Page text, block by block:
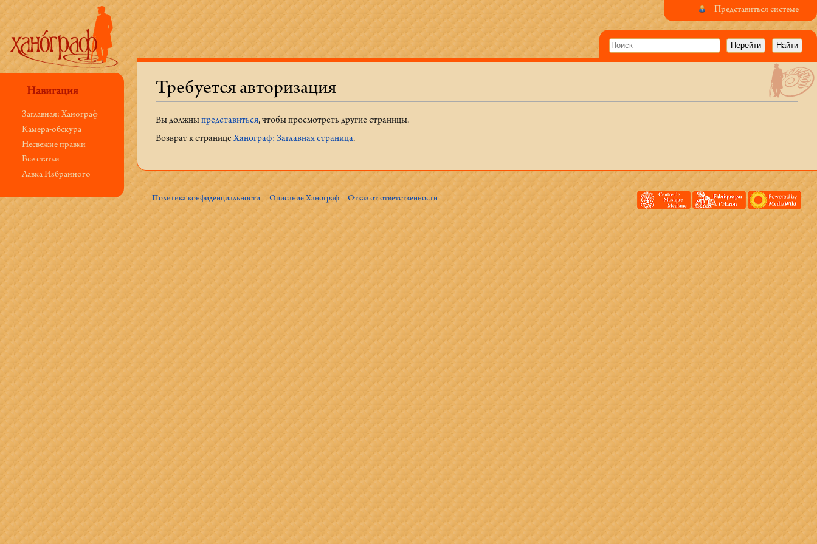
Требуется авторизация
Вы должныпредставиться, чтобы просмотреть другие страницы.
Возврат к страницеХанограф: Заглавная страница.
Представиться системе
Навигация
Заглавная: Ханограф
Камера-обскура
Несвежие правки
Все статьи
Лавка Избранного
Политика конфиденциальности Описание Ханограф Отказ от ответственности